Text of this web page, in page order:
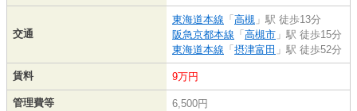
交通
東海道本線 「 高槻 」駅 徒歩13分
阪急京都本線 「 高槻市 」駅 徒歩15分
東海道本線 「 摂津富田 」駅 徒歩52分
賃料 9万円
管理費等 6,500円